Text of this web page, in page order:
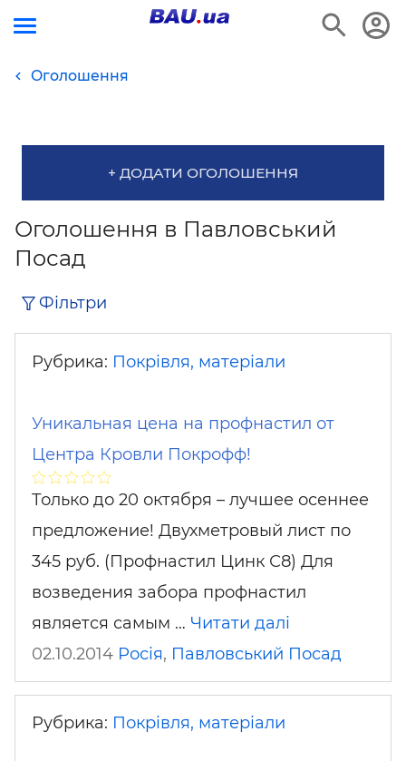
Оголошення
+ ДОДАТИ ОГОЛОШЕННЯ
Оголошення в Павловський
Посад
Фільтри
Рубрика: Покрівля, матеріали
Уникальная цена на профнастил от
Центра Кровли Покрофф!
Только до 20 октября – лучшее осеннее
предложение! Двухметровый лист по
345 руб. (Профнастил Цинк С8) Для
возведения забора профнастил
является самым … Читати далі
02.10.2014 Росія, Павловський Посад
Рубрика: Покрівля, матеріали